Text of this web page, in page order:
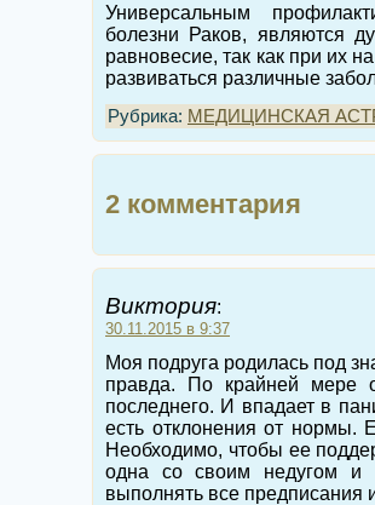
Универсальным
болезни Раков, являются
равновесие, так как при их
развиваться различные
Рубрика: МЕДИЦИНСКАЯ
2 комментария
Виктория:
30.11.2015 в 9:37
Моя подруга родилась под
правда. По крайней мере
последнего. И впадает в
есть отклонения от нормы.
Необходимо, чтобы ее
одна со своим недугом и
выполнять все предписания и